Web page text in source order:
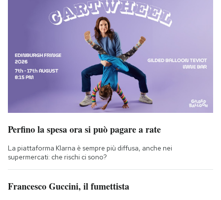
Perfino la spesa ora si può pagare a rate
La piattaforma Klarna è sempre più diffusa, anche nei
supermercati: che rischi ci sono?
Francesco Guccini, il fumettista